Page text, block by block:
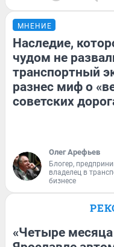
МНЕНИЕ
Наследие,
чудом не
транспортный
разнес миф о
советских
Олег Арефьев
Блогер,
владелец в
бизнесе
«Четыре